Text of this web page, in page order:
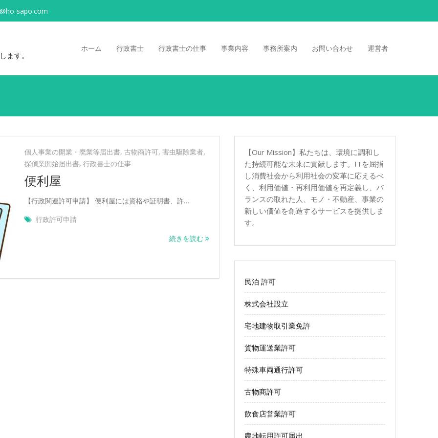
sapo.com
ます。
ホーム 行政書士 行政書士の仕事 事業内容 事務所案内 お問い合わせ 運営者
個人事業の開業・廃業等届出書, 古物商許可, 害虫駆除業者,
探偵業開始届出書, 行政書士の仕事
便利屋
【行政関連許可申請】 便利屋には資格や証明書、許…
行政許可申請
続きを読む
【Our Mission】私たちは、環境に調和し
た持続可能な未来に貢献します。ITを屈指
し消費社会から利用社会の変革に応えるべ
く、利用価値・再利用価値を再定義し、バ
ランスの取れた人、モノ・不動産、事業の
新しい価値を創造するサービスを提供しま
す。
民泊 許可
株式会社設立
宅地建物取引業免許
貨物運送業許可
特殊車両通行許可
古物商許可
飲食店営業許可
農地転用許可届出